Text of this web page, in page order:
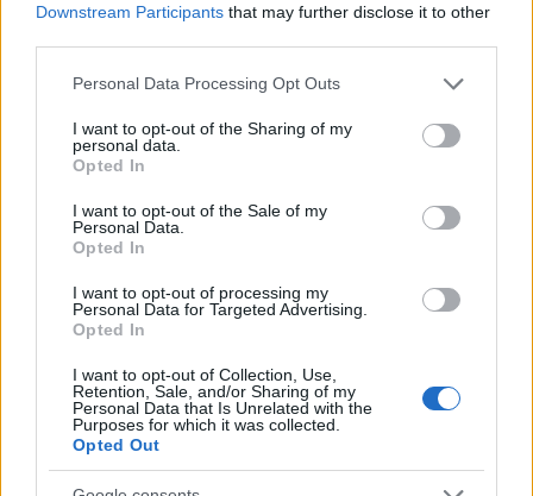
Downstream Participants that may further disclose it to other
Please note that this website/app uses one or more Google
not limited to your visit or usage behaviour. You may click to
grant or deny consent to Google and its third-party tags to
use your data for below specified purposes in below Google
consent section.
Personal Data Processing Opt Outs
I want to opt-out of the Sharing of my
personal data.
Opted In
I want to opt-out of the Sale of my
Personal Data.
Opted In
I want to opt-out of processing my
Personal Data for Targeted Advertising.
Opted In
I want to opt-out of Collection, Use,
Retention, Sale, and/or Sharing of my
Personal Data that Is Unrelated with the
Purposes for which it was collected.
Opted Out
Az Átlátszó blog a továbbiakban itt a blog.hu-n már
nem frissül, a folytatástitt lehet elérni.
Címkék:költözés
Ajánlott bejegyzések:
Te miért adsz borravalót?